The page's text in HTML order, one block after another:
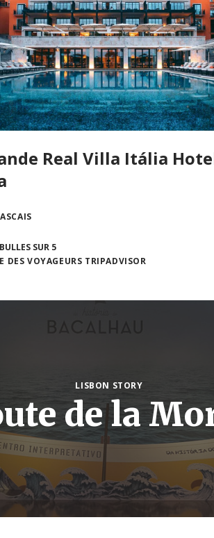
Real Villa Itália
DES VOYAGEURS TRIPADVISOR
LISBON STORY
de la